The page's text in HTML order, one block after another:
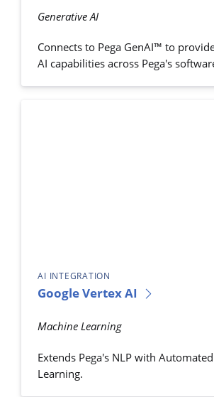
Generative AI
Connects to Pega GenAI™ to
AI capabilities across Pega's
Google Vertex AI
AI INTEGRATION
Machine Learning
Extends Pega's NLP with
Learning.